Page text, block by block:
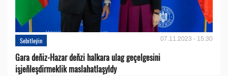
Sebitleýin 07.11.2023 - 15:30
Gara deňiz-Hazar deňzi halkara ulag geçelgesini
işjeňleşdirmeklik maslahatlaşyldy